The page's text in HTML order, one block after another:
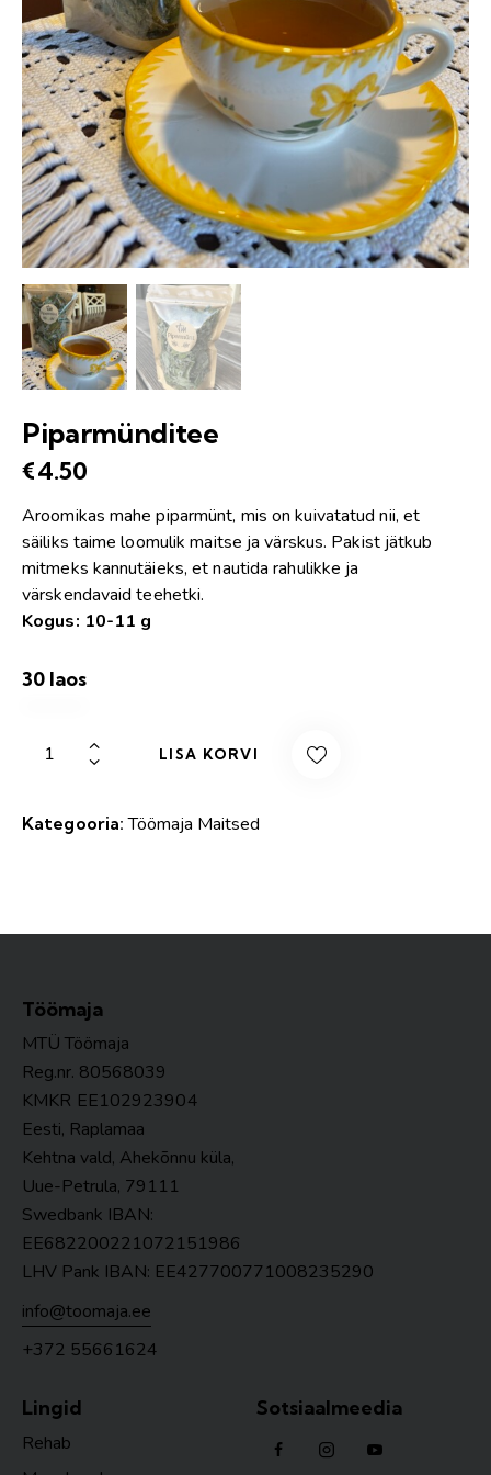
Piparmünditee
€4.50
Aroomikas mahe piparmünt, mis on kuivatatud nii, et
säiliks taime loomulik maitse ja värskus. Pakist jätkub
mitmeks kannutäieks, et nautida rahulikke ja
värskendavaid teehetki.
Kogus: 10-11 g
30 laos
LISA KORVI
Kategooria:Töömaja Maitsed
Töömaja
MTÜ Töömaja
Reg.nr. 80568039
KMKR EE102923904
Eesti, Raplamaa
Kehtna vald, Ahekõnnu küla,
Uue-Petrula, 79111
Swedbank IBAN:
EE682200221072151986
LHV Pank IBAN: EE427700771008235290
info@toomaja.ee
+372 55661624
Lingid
Rehab
Sotsiaalmeedia